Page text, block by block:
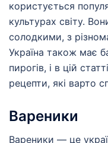
користується
культурах світу.
солодкими, з
Україна також має
пирогів, і в цій
рецепти, які варто
Вареники
Вареники — це